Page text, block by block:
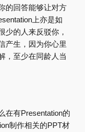
的回答能够让对方
上亦是如
少的人来反驳你，
产生，因为你心里
，至少在同龄人当
在有Presentation的
制作相关的PPT材